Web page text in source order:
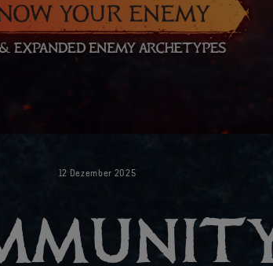
12 Dezember 2025